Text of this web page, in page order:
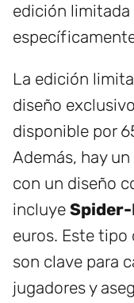
edición limitada
La edición
diseño
disponible por
Además, hay
con un diseño
incluye Spider-
euros. Este tipo
son clave para
jugadores y